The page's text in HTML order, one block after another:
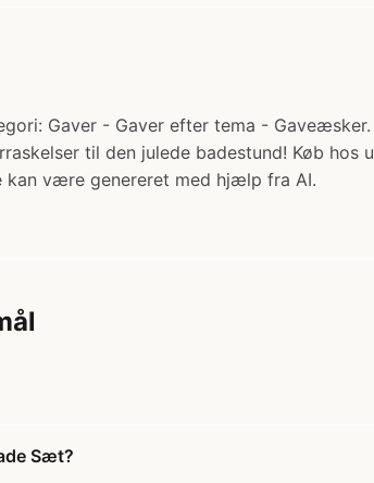
Gaver - Gaver efter tema -
til den julede badestund! Køb hos
kan være genereret med hjælp fra AI.
Sæt?